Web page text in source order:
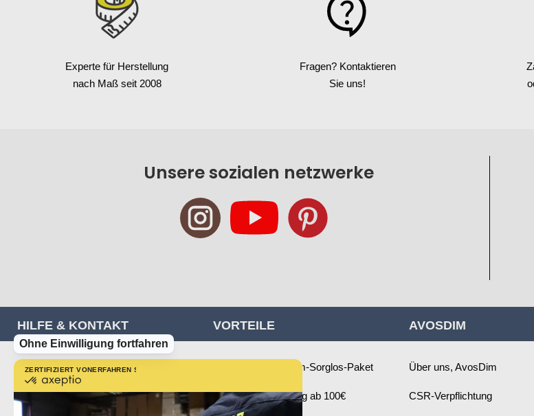
ZERTIFIZIERT VONERFAHREN SIE MEHR ÜBER
Axeptio
-
Ohne Einwilligung fortfahren
Experte für Herstellung
nach Maß seit 2008
Fragen? Kontaktieren
Sie uns!
Unsere sozialen netzwerke
HILFE & KONTAKT
Häufig gestellte Fragen und Kontakte
Sendung verfolgen
VORTEILE
Nutzen des Rundum-Sorglos-Paket
Kostenlose Lieferung ab 100€
AVOSDIM
Über uns, AvosDim
CSR-Verpflichtung